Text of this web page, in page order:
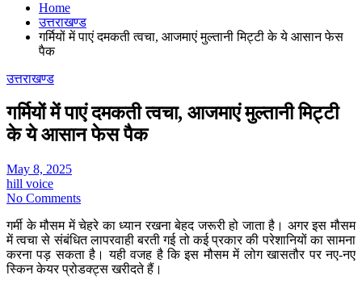
Home
उत्तराखण्ड
गर्मियों में पाएं दमकती त्वचा, आजमाएं मुल्तानी मिट्टी के ये आसान फेस
पैक
उत्तराखण्ड
गर्मियों में पाएं दमकती त्वचा, आजमाएं मुल्तानी मिट्टी
के ये आसान फेस पैक
May 8, 2025
hill voice
No Comments
गर्मी के मौसम में चेहरे का ध्यान रखना बेहद जरूरी हो जाता है। अगर इस मौसम
में त्वचा से संबंधित लापरवाही बरती गई तो कई प्रकार की परेशानियों का सामना
करना पड़ सकता है। यही वजह है कि इस मौसम में लोग खासतौर पर नए-नए
स्किन केयर प्रोडक्ट्स खरीदते हैं।